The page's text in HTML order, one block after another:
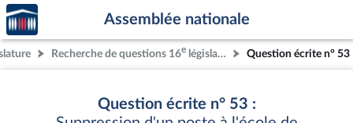
Aller au contenu
Aller en bas de la page
Accèder
à la
page
d'accueil
Assemblée nationale
Recherche de questions 16e législature Question écrite n° 53
Question écrite n° 53 :